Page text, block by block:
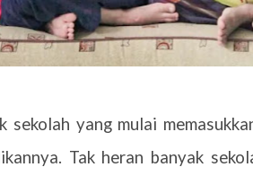
sekolah yang mulai
Tak heran banyak